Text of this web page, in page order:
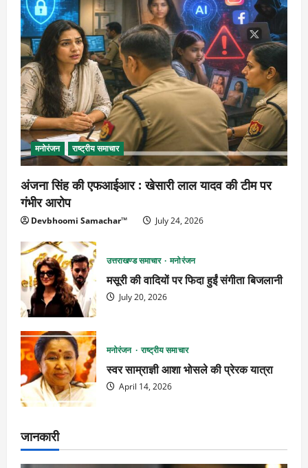
मनोरंजन राष्ट्रीय समाचार
अंजना सिंह की एफआईआर : खेसारी लाल यादव की टीम पर
गंभीर आरोप
Devbhoomi Samachar™ July 24, 2026
उत्तराखण्ड समाचार मनोरंजन
मसूरी की वादियों पर फिदा हुईं संगीता बिजलानी
July 20, 2026
मनोरंजन राष्ट्रीय समाचार
स्वर साम्राज्ञी आशा भोसले की प्रेरक यात्रा
April 14, 2026
जानकारी